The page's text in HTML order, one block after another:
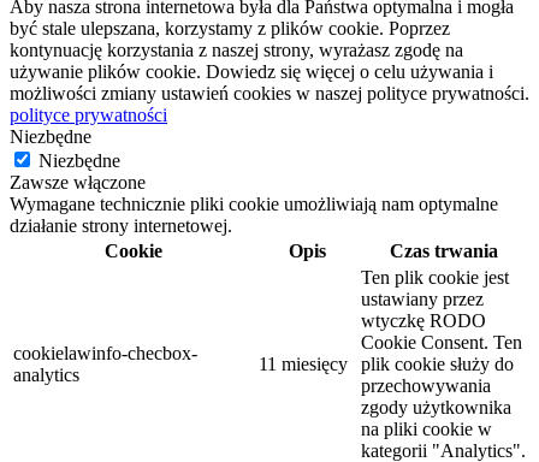
Aby nasza strona internetowa była dla Państwa optymalna i mogła
być stale ulepszana, korzystamy z plików cookie. Poprzez
kontynuację korzystania z naszej strony, wyrażasz zgodę na
używanie plików cookie. Dowiedz się więcej o celu używania i
możliwości zmiany ustawień cookies w naszej polityce prywatności.
polityce prywatności
Niezbędne
Niezbędne
Zawsze włączone
Wymagane technicznie pliki cookie umożliwiają nam optymalne
działanie strony internetowej.
Cookie
Opis Czas trwania
cookielawinfo-checbox-
analytics
11 miesięcy
Ten plik cookie jest
ustawiany przez
wtyczkę RODO
Cookie Consent. Ten
plik cookie służy do
przechowywania
zgody użytkownika
na pliki cookie w
kategorii "Analytics".